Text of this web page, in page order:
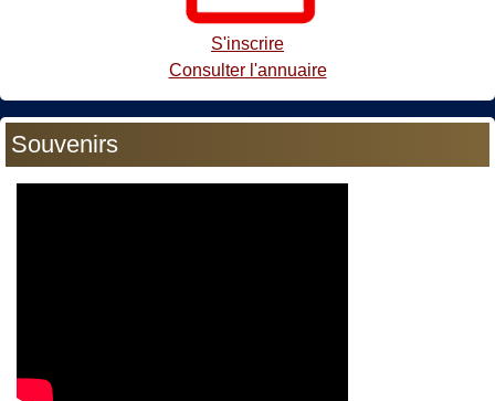
S'inscrire
Consulter l'annuaire
Souvenirs